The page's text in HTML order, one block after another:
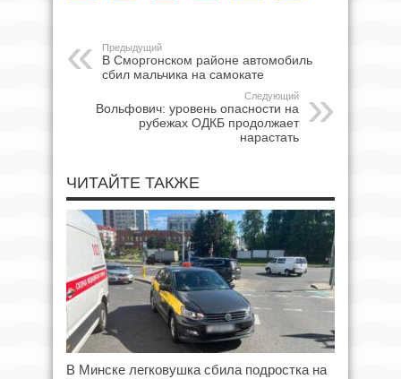
Предыдущий
В Сморгонском районе автомобиль
сбил мальчика на самокате
Следующий
Вольфович: уровень опасности на
рубежах ОДКБ продолжает
нарастать
ЧИТАЙТЕ ТАКЖЕ
В Минске легковушка сбила подростка на